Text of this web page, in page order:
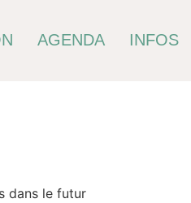
AGENDA INFOS
dans le futur